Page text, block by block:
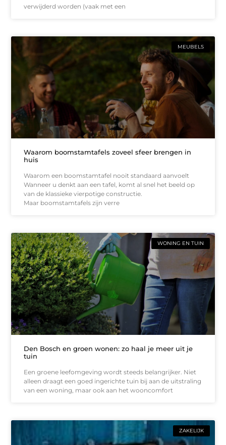
verwijderd worden (vaak met een
MEUBELS
Waarom boomstamtafels zoveel sfeer brengen in
huis
Waarom een boomstamtafel nooit standaard aanvoelt
Wanneer u denkt aan een tafel, komt al snel het beeld op
van de klassieke vierpotige constructie.
Maar boomstamtafels zijn verre
WONING EN TUIN
Den Bosch en groen wonen: zo haal je meer uit je
tuin
Een groene leefomgeving wordt steeds belangrijker. Niet
alleen draagt een goed ingerichte tuin bij aan de uitstraling
van een woning, maar ook aan het wooncomfort
ZAKELIJK